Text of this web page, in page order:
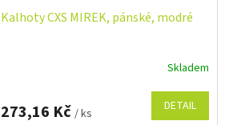
Kalhoty CXS MIREK, pánské, modré
Skladem
273,16 Kč / ks DETAIL